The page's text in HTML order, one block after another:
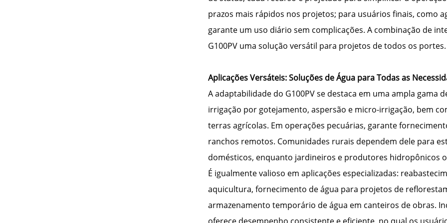
prazos mais rápidos nos projetos; para usuários finais, como
garante um uso diário sem complicações. A combinação de
G100PV uma solução versátil para projetos de todos os portes.
Aplicações Versáteis: Soluções de Água para Todas as
A adaptabilidade do G100PV se destaca em uma ampla gama
irrigação por gotejamento, aspersão e micro-irrigação, bem
terras agrícolas. Em operações pecuárias, garante
ranchos remotos. Comunidades rurais dependem dele para
domésticos, enquanto jardineiros e produtores hidropônicos
É igualmente valioso em aplicações especializadas:
aquicultura, fornecimento de água para projetos de
armazenamento temporário de água em canteiros de obras.